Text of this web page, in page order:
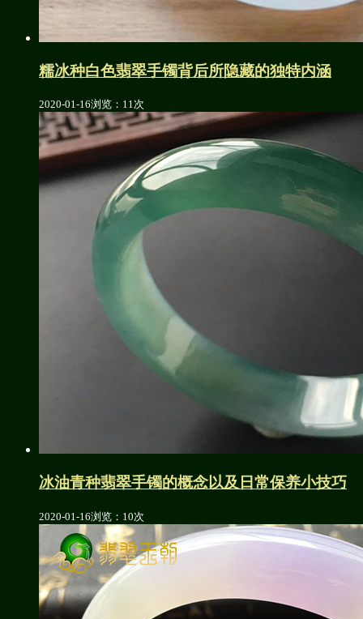
糯冰种白色翡翠手镯背后所隐藏的独特内涵
2020-01-16浏览：11次
冰油青种翡翠手镯的概念以及日常保养小技巧
2020-01-16浏览：10次